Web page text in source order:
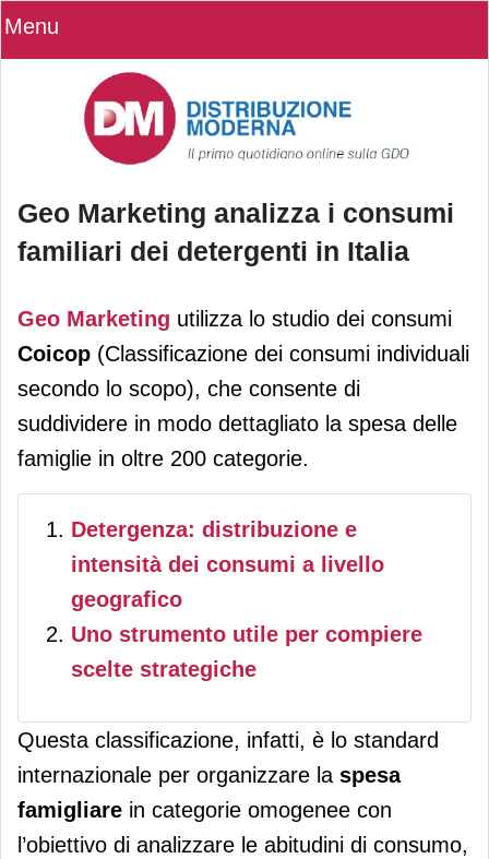
Menu
Geo Marketing analizza i consumi
familiari dei detergenti in Italia
Geo Marketing analizza i consumi
familiari dei detergenti in Italia
Geo Marketing utilizza lo studio dei consumi
Coicop (Classificazione dei consumi individuali
secondo lo scopo), che consente di
suddividere in modo dettagliato la spesa delle
famiglie in oltre 200 categorie.
Detergenza: distribuzione e
intensità dei consumi a livello
geografico
Uno strumento utile per compiere
scelte strategiche
Questa classificazione, infatti, è lo standard
internazionale per organizzare la spesa
famigliare in categorie omogenee con
l’obiettivo di analizzare le abitudini di consumo,